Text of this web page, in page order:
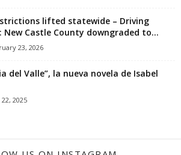
lifted statewide – Driving
Castle County downgraded to...
23, 2026
del Valle”, la nueva novela de Isabel
22, 2025